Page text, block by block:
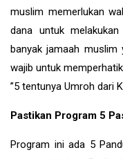
muslim memerlukan
dana untuk
banyak jamaah muslim
wajib untuk
”5 tentunya Umroh dari
Pastikan Program 5
Program ini ada 5